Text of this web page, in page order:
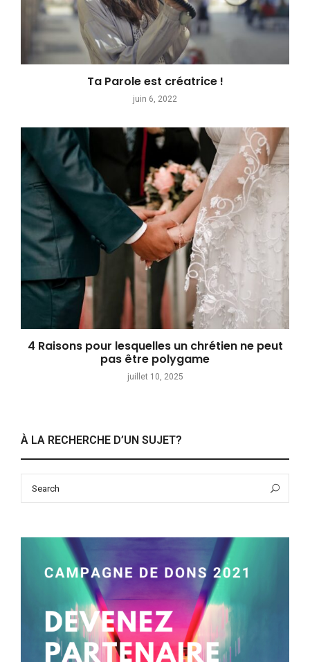
Ta Parole est créatrice !
juin 6, 2022
4 Raisons pour lesquelles un chrétien ne peut
pas être polygame
juillet 10, 2025
À LA RECHERCHE D’UN SUJET?